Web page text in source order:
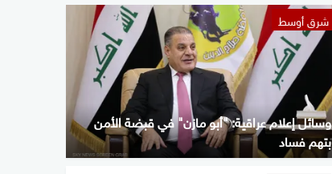
شرق أوسط
وسائل إعلام عراقية: "أبو مازن" في قبضة الأمن
بتهم فساد